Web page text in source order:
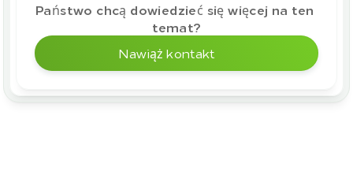
Państwo chcą dowiedzieć się więcej na ten
temat?
Nawiąż kontakt